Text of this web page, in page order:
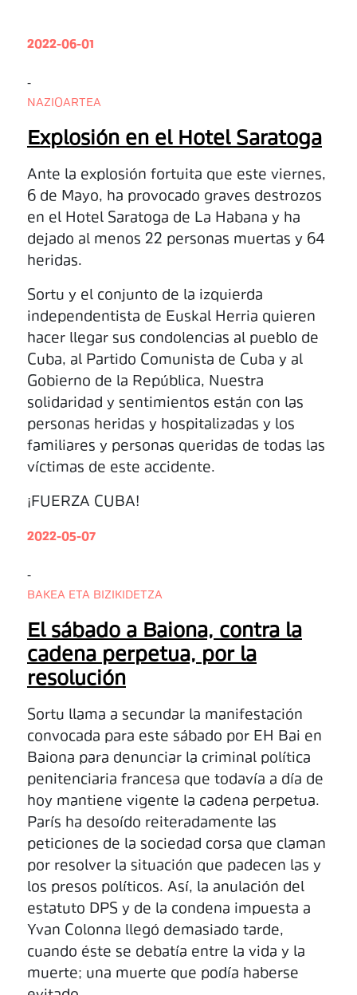
2022-06-01
-
NAZIOARTEA
Explosión en el Hotel Saratoga
Ante la explosión fortuita que este viernes,
6 de Mayo, ha provocado graves destrozos
en el Hotel Saratoga de La Habana y ha
dejado al menos 22 personas muertas y 64
heridas.
Sortu y el conjunto de la izquierda
independentista de Euskal Herria quieren
hacer llegar sus condolencias al pueblo de
Cuba, al Partido Comunista de Cuba y al
Gobierno de la República, Nuestra
solidaridad y sentimientos están con las
personas heridas y hospitalizadas y los
familiares y personas queridas de todas las
víctimas de este accidente.
¡FUERZA CUBA!
2022-05-07
-
BAKEA ETA BIZIKIDETZA
El sábado a Baiona, contra la
cadena perpetua, por la
resolución
Sortu llama a secundar la manifestación
convocada para este sábado por EH Bai en
Baiona para denunciar la criminal política
penitenciaria francesa que todavía a día de
hoy mantiene vigente la cadena perpetua.
París ha desoído reiteradamente las
peticiones de la sociedad corsa que claman
por resolver la situación que padecen las y
los presos políticos. Así, la anulación del
estatuto DPS y de la condena impuesta a
Yvan Colonna llegó demasiado tarde,
cuando éste se debatía entre la vida y la
muerte; una muerte que podía haberse